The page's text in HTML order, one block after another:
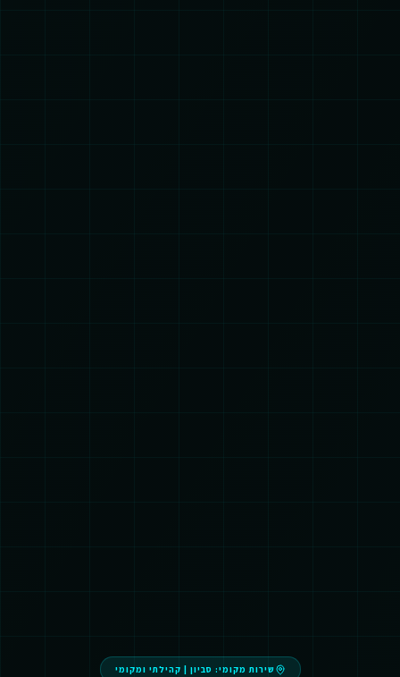
שירות מקומי: סביון קהילתי ומקומי